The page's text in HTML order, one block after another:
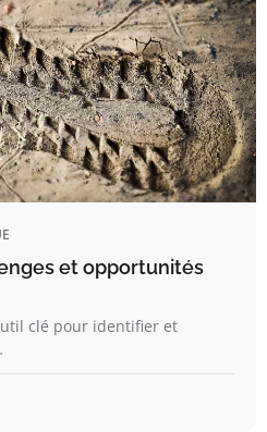
et opportunités
clé pour identifier et